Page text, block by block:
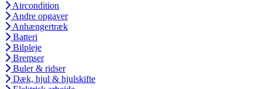
Aircondition
Andre opgaver
Anhængertræk
Batteri
Bilpleje
Bremser
Buler & ridser
Dæk, hjul & hjulskifte